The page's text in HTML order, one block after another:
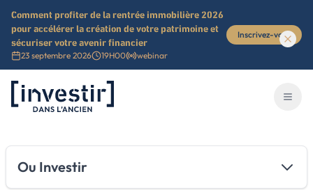
Comment profiter de la rentrée immobilière 2026
pour accélérer la création de votre patrimoine et
sécuriser votre avenir financier
23 septembre 2026 19H00 webinar
Inscrivez-vous
Investir dans l'ancien
Ou Investir